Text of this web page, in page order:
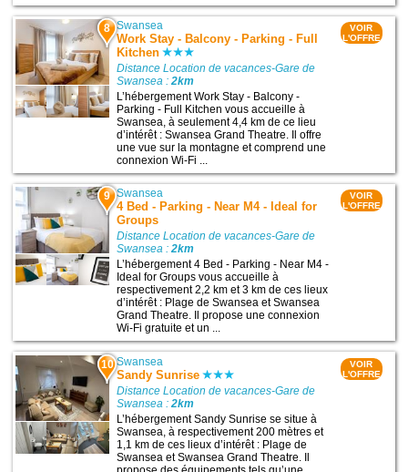
8 Swansea
Work Stay - Balcony - Parking - Full
Kitchen
Distance Location de vacances-Gare de
Swansea :2km
L’hébergement Work Stay - Balcony -
Parking - Full Kitchen vous accueille à
Swansea, à seulement 4,4 km de ce lieu
d’intérêt : Swansea Grand Theatre. Il offre
une vue sur la montagne et comprend une
connexion Wi-Fi ...
VOIR
L'OFFRE
9 Swansea
4 Bed - Parking - Near M4 - Ideal for
Groups
Distance Location de vacances-Gare de
Swansea :2km
L’hébergement 4 Bed - Parking - Near M4 -
Ideal for Groups vous accueille à
respectivement 2,2 km et 3 km de ces lieux
d’intérêt : Plage de Swansea et Swansea
Grand Theatre. Il propose une connexion
Wi-Fi gratuite et un ...
VOIR
L'OFFRE
10 Swansea
Sandy Sunrise
Distance Location de vacances-Gare de
Swansea :2km
L’hébergement Sandy Sunrise se situe à
Swansea, à respectivement 200 mètres et
1,1 km de ces lieux d’intérêt : Plage de
Swansea et Swansea Grand Theatre. Il
VOIR
L'OFFRE